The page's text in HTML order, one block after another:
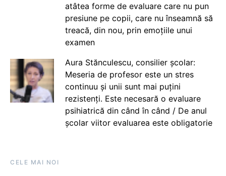
atâtea forme de evaluare care nu pun
presiune pe copii, care nu înseamnă să
treacă, din nou, prin emoțiile unui
examen
Aura Stănculescu, consilier școlar:
Meseria de profesor este un stres
continuu și unii sunt mai puțini
rezistenți. Este necesară o evaluare
psihiatrică din când în când / De anul
școlar viitor evaluarea este obligatorie
CELE MAI NOI